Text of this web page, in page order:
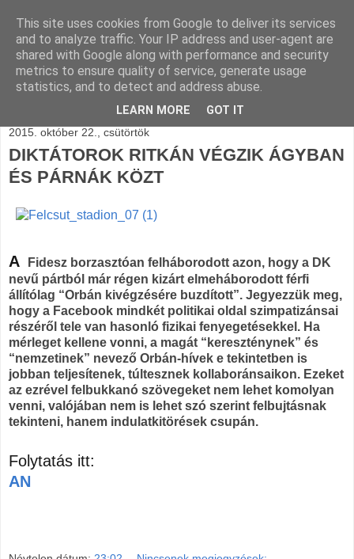
BLOGÁSZAT, napi
blogjava
2015. október 22., csütörtök
DIKTÁTOROK RITKÁN VÉGZIK ÁGYBAN
ÉS PÁRNÁK KÖZT
A
Fidesz borzasztóan felháborodott azon, hogy a DK
nevű pártból már régen kizárt elmeháborodott férfi
állítólag “Orbán kivégzésére buzdított”. Jegyezzük meg,
hogy a Facebook mindkét politikai oldal szimpatizánsai
részéről tele van hasonló fizikai fenyegetésekkel. Ha
mérleget kellene vonni, a magát “kereszténynek” és
“nemzetinek” nevező Orbán-hívek e tekintetben is
jobban teljesítenek, túltesznek kollaboránsaikon. Ezeket
az ezrével felbukkanó szövegeket nem lehet komolyan
venni, valójában nem is lehet szó szerint felbujtásnak
tekinteni, hanem indulatkitörések csupán.
Folytatás itt:
AN
This site uses cookies from Google to deliver its services
and to analyze traffic. Your IP address and user-agent are
shared with Google along with performance and security
metrics to ensure quality of service, generate usage
statistics, and to detect and address abuse.
LEARN MORE GOT IT